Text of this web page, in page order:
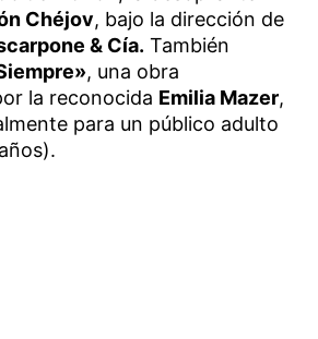
Chéjov, bajo la dirección de
& Cía. También
, una obra
la reconocida Emilia Mazer,
para un público adulto